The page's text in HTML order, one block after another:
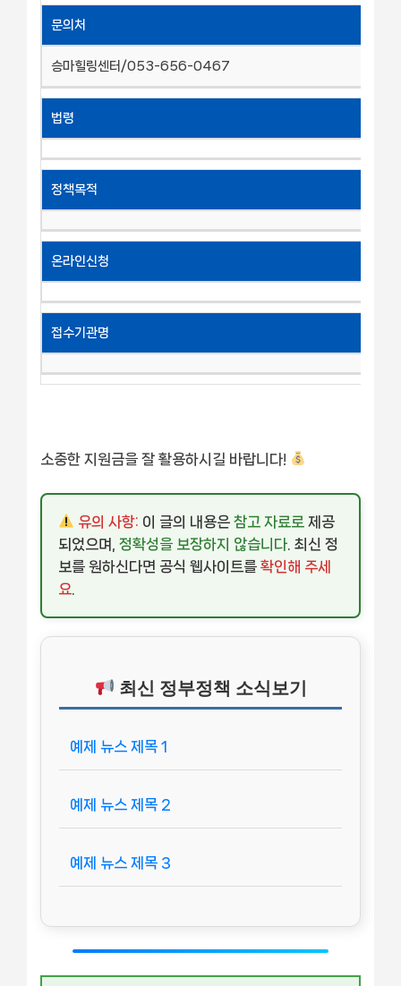
문의처
승마힐링센터/053-656-0467
법령
정책목적
온라인신청
접수기관명
소중한 지원금을 잘 활용하시길 바랍니다!
유의 사항: 이 글의 내용은참고 자료로 제공
되었으며, 정확성을 보장하지 않습니다 . 최신 정
보를 원하신다면 공식 웹사이트를 확인해 주세
요
최신 정부정책 소식보기
예제 뉴스 제목 1
예제 뉴스 제목 2
예제 뉴스 제목 3